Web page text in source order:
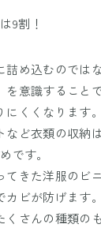
9割！
詰め込むのでは
を意識すること
くくなります。
ど衣類の収納
です。
てきた洋服のビ
ビが防げます。
くさんの種類の